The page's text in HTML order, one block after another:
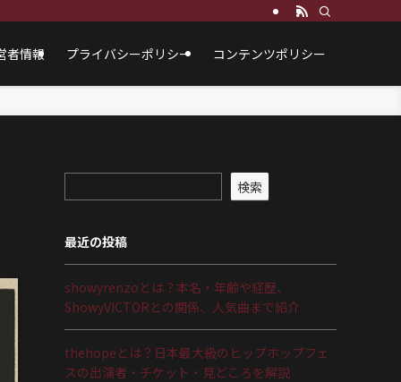
者情報 プライバシーポリシー コンテンツポリシー
検索
最近の投稿
showyrenzoとは？本名・年齢や経歴、
ShowyVICTORとの関係、人気曲まで紹介
thehopeとは？日本最大級のヒップホップフェ
スの出演者・チケット・見どころを解説